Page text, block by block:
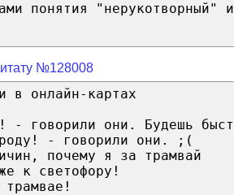
понятия "нерукотворный"
№128008
в онлайн-картах
- говорили они. Будешь
- говорили они. ;(
почему я за трамвай
к светофору!